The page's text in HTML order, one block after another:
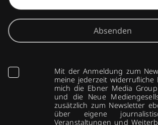
Absenden
Mit der Anmeldung zum
meine jederzeit widerrufliche
mich die Ebner Media
und die Neue
zusätzlich zum Newsletter
über eigene
Veranstaltungen und